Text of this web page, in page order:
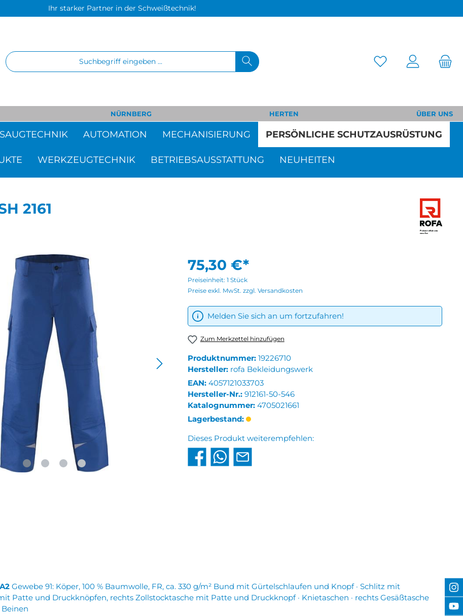
Ihr starker Partner in der Schweißtechnik!
NÜRNBERG HERTEN ÜBER UNS
AUTOMATION MECHANISIERUNG PERSÖNLICHE SCHUTZAUSRÜSTUNG
WERKZEUGTECHNIK BETRIEBSAUSSTATTUNG NEUHEITEN
2161
75,30 €*
Preiseinheit: 1 Stück
Preise exkl. MwSt. zzgl. Versandkosten
Melden Sie sich an um fortzufahren!
Zum Merkzettel hinzufügen
Produktnummer: 19226710
Hersteller: rofa Bekleidungswerk
EAN: 4057121033703
Hersteller-Nr.: 912161-50-546
Katalognummer: 4705021661
Lagerbestand:
Dieses Produkt weiterempfehlen:
Gewebe 91: Köper, 100 % Baumwolle, FR, ca. 330 g/m² Bund mit Gürtelschlaufen und Knopf · Schlitz mit
Patte und Druckknöpfen, rechts Zollstocktasche mit Patte und Druckknopf · Knietaschen · rechts Gesäßtasche